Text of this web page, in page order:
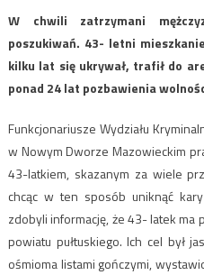
W chwili zatrzymani
poszukiwań. 43- letni
kilku lat się ukrywał, trafił do
ponad 24 lat pozbawienia
Funkcjonariusze Wydziału
w Nowym Dworze Mazowieckim
43-latkiem, skazanym za wiele
chcąc w ten sposób uniknąć
zdobyli informację, że 43- latek
powiatu pułtuskiego. Ich cel był
ośmioma listami gończymi,